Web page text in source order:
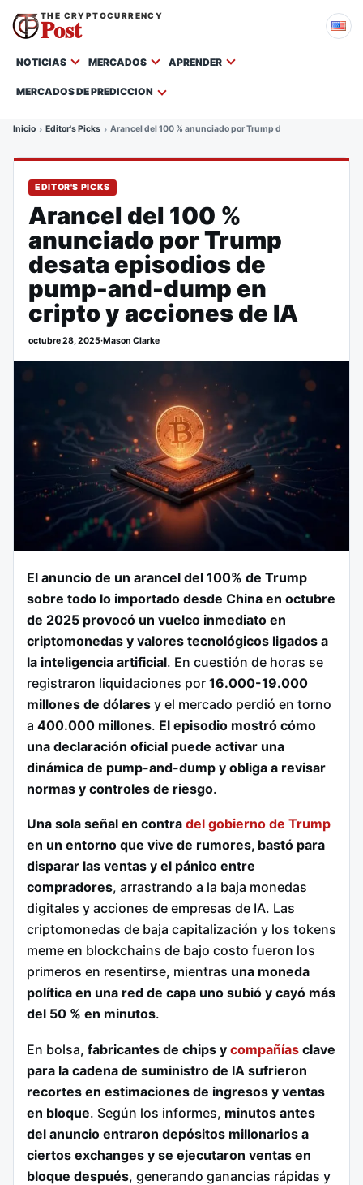
THE CRYPTOCURRENCY
Post
NOTICIAS MERCADOS APRENDER
MERCADOS DE PREDICCION
Inicio Editor's Picks Arancel del 100 % anunciado por Trump desata episodios
EDITOR'S PICKS
Arancel del 100 %
anunciado por Trump
desata episodios de
pump-and-dump en
cripto y acciones de IA
octubre 28, 2025·Mason Clarke
El anuncio de un arancel del 100% de Trump
sobre todo lo importado desde China en octubre
de 2025 provocó un vuelco inmediato en
criptomonedas y valores tecnológicos ligados a
la inteligencia artificial. En cuestión de horas se
registraron liquidaciones por 16.000-19.000
millones de dólares y el mercado perdió en torno
a 400.000 millones. El episodio mostró cómo
una declaración oficial puede activar una
dinámica de pump-and-dump y obliga a revisar
normas y controles de riesgo.
Una sola señal en contra del gobierno de Trump
en un entorno que vive de rumores, bastó para
disparar las ventas y el pánico entre
compradores, arrastrando a la baja monedas
digitales y acciones de empresas de IA. Las
criptomonedas de baja capitalización y los tokens
meme en blockchains de bajo costo fueron los
primeros en resentirse, mientras una moneda
política en una red de capa uno subió y cayó más
del 50 % en minutos.
En bolsa, fabricantes de chips y compañías clave
para la cadena de suministro de IA sufrieron
recortes en estimaciones de ingresos y ventas
en bloque. Según los informes, minutos antes
del anuncio entraron depósitos millonarios a
ciertos exchanges y se ejecutaron ventas en
bloque después, generando ganancias rápidas y